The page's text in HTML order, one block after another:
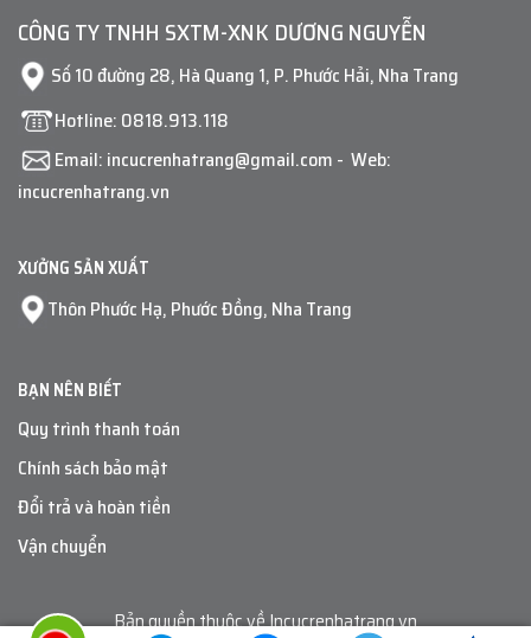
CÔNG TY TNHH SXTM-XNK DƯƠNG NGUYỄN
Số 10 đường 28, Hà Quang 1, P. Phước Hải, Nha Trang
Hotline: 0818.913.118
Email: incucrenhatrang@gmail.com - Web:
incucrenhatrang.vn
XƯỞNG SẢN XUẤT
Thôn Phước Hạ, Phước Đồng, Nha Trang
BẠN NÊN BIẾT
Quy trình thanh toán
Chính sách bảo mật
Đổi trả và hoàn tiền
Vận chuyển
Bản quyền thuộc vềIncucrenhatrang.vn